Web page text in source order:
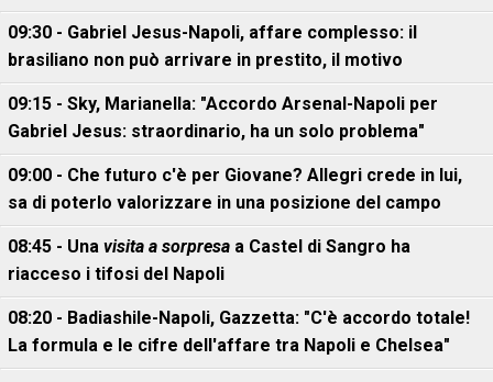
09:30 - Gabriel Jesus-Napoli, affare complesso: il
brasiliano non può arrivare in prestito, il motivo
09:15 - Sky, Marianella: "Accordo Arsenal-Napoli per
Gabriel Jesus: straordinario, ha un solo problema"
09:00 - Che futuro c'è per Giovane? Allegri crede in lui,
sa di poterlo valorizzare in una posizione del campo
08:45 - Una visita a sorpresa a Castel di Sangro ha
riacceso i tifosi del Napoli
08:20 - Badiashile-Napoli, Gazzetta: "C'è accordo totale!
La formula e le cifre dell'affare tra Napoli e Chelsea"